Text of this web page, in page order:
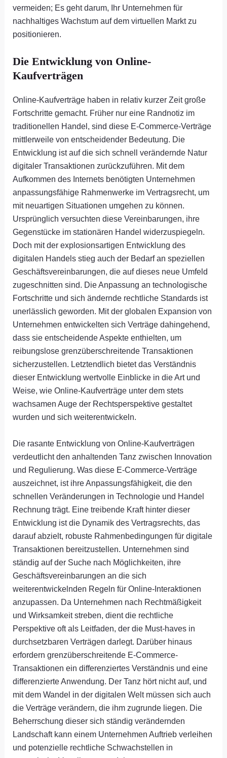
vermeiden; Es geht darum, Ihr Unternehmen für
nachhaltiges Wachstum auf dem virtuellen Markt zu
positionieren.
Die Entwicklung von Online-
Kaufverträgen
Online-Kaufverträge haben in relativ kurzer Zeit große
Fortschritte gemacht. Früher nur eine Randnotiz im
traditionellen Handel, sind diese E-Commerce-Verträge
mittlerweile von entscheidender Bedeutung. Die
Entwicklung ist auf die sich schnell verändernde Natur
digitaler Transaktionen zurückzuführen. Mit dem
Aufkommen des Internets benötigten Unternehmen
anpassungsfähige Rahmenwerke im Vertragsrecht, um
mit neuartigen Situationen umgehen zu können.
Ursprünglich versuchten diese Vereinbarungen, ihre
Gegenstücke im stationären Handel widerzuspiegeln.
Doch mit der explosionsartigen Entwicklung des
digitalen Handels stieg auch der Bedarf an speziellen
Geschäftsvereinbarungen, die auf dieses neue Umfeld
zugeschnitten sind. Die Anpassung an technologische
Fortschritte und sich ändernde rechtliche Standards ist
unerlässlich geworden. Mit der globalen Expansion von
Unternehmen entwickelten sich Verträge dahingehend,
dass sie entscheidende Aspekte enthielten, um
reibungslose grenzüberschreitende Transaktionen
sicherzustellen. Letztendlich bietet das Verständnis
dieser Entwicklung wertvolle Einblicke in die Art und
Weise, wie Online-Kaufverträge unter dem stets
wachsamen Auge der Rechtsperspektive gestaltet
wurden und sich weiterentwickeln.
Die rasante Entwicklung von Online-Kaufverträgen
verdeutlicht den anhaltenden Tanz zwischen Innovation
und Regulierung. Was diese E-Commerce-Verträge
auszeichnet, ist ihre Anpassungsfähigkeit, die den
schnellen Veränderungen in Technologie und Handel
Rechnung trägt. Eine treibende Kraft hinter dieser
Entwicklung ist die Dynamik des Vertragsrechts, das
darauf abzielt, robuste Rahmenbedingungen für digitale
Transaktionen bereitzustellen. Unternehmen sind
ständig auf der Suche nach Möglichkeiten, ihre
Geschäftsvereinbarungen an die sich
weiterentwickelnden Regeln für Online-Interaktionen
anzupassen. Da Unternehmen nach Rechtmäßigkeit
und Wirksamkeit streben, dient die rechtliche
Perspektive oft als Leitfaden, der die Must-haves in
durchsetzbaren Verträgen darlegt. Darüber hinaus
erfordern grenzüberschreitende E-Commerce-
Transaktionen ein differenziertes Verständnis und eine
differenzierte Anwendung. Der Tanz hört nicht auf, und
mit dem Wandel in der digitalen Welt müssen sich auch
die Verträge verändern, die ihm zugrunde liegen. Die
Beherrschung dieser sich ständig verändernden
Landschaft kann einem Unternehmen Auftrieb verleihen
und potenzielle rechtliche Schwachstellen in